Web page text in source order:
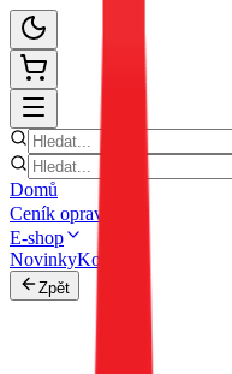
Domů
Ceník oprav
E-shop
NovinkyKontakt
Zpět